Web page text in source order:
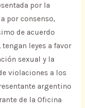
por la
por consenso,
de acuerdo
leyes a favor
sexual y la
violaciones a los
argentino
de la Oficina